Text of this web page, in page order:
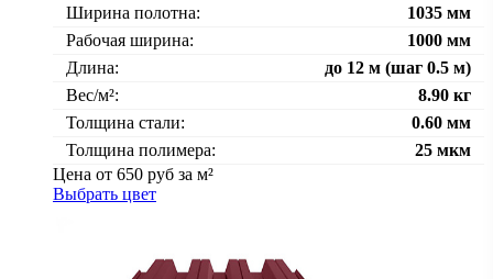
Ширина полотна:
1035 мм
Рабочая ширина:
1000 мм
Длина:
до 12 м (шаг 0.5 м)
Вес/м²:
8.90 кг
Толщина стали:
0.60 мм
Толщина полимера:
25 мкм
Цена от 650 руб за м²
Выбрать цвет